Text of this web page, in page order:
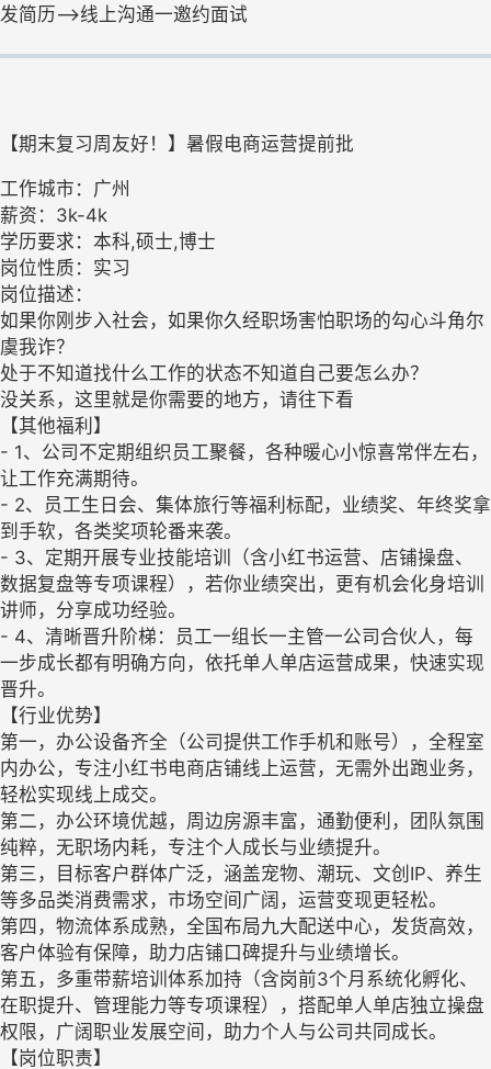
发简历—>线上沟通一邀约面试
【期末复习周友好！】暑假电商运营提前批
工作城市：广州
薪资：3k-4k
学历要求：本科,硕士,博士
岗位性质：实习
岗位描述：
如果你刚步入社会，如果你久经职场害怕职场的勾心斗角尔
虞我诈？
处于不知道找什么工作的状态不知道自己要怎么办？
没关系，这里就是你需要的地方，请往下看
【其他福利】
- 1、公司不定期组织员工聚餐，各种暖心小惊喜常伴左右，
让工作充满期待。
- 2、员工生日会、集体旅行等福利标配，业绩奖、年终奖拿
到手软，各类奖项轮番来袭。
- 3、定期开展专业技能培训（含小红书运营、店铺操盘、
数据复盘等专项课程），若你业绩突出，更有机会化身培训
讲师，分享成功经验。
- 4、清晰晋升阶梯：员工一组长一主管一公司合伙人，每
一步成长都有明确方向，依托单人单店运营成果，快速实现
晋升。
【行业优势】
第一，办公设备齐全（公司提供工作手机和账号），全程室
内办公，专注小红书电商店铺线上运营，无需外出跑业务，
轻松实现线上成交。
第二，办公环境优越，周边房源丰富，通勤便利，团队氛围
纯粹，无职场内耗，专注个人成长与业绩提升。
第三，目标客户群体广泛，涵盖宠物、潮玩、文创IP、养生
等多品类消费需求，市场空间广阔，运营变现更轻松。
第四，物流体系成熟，全国布局九大配送中心，发货高效，
客户体验有保障，助力店铺口碑提升与业绩增长。
第五，多重带薪培训体系加持（含岗前3个月系统化孵化、
在职提升、管理能力等专项课程），搭配单人单店独立操盘
权限，广阔职业发展空间，助力个人与公司共同成长。
【岗位职责】